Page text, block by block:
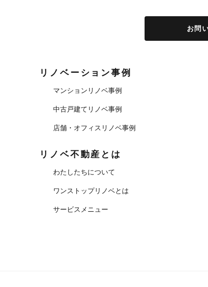
お問
リノベーション事例
マンションリノベ事例
中古戸建てリノベ事例
店舗・オフィスリノベ事例
リノベ不動産とは
わたしたちについて
ワンストップリノベとは
サービスメニュー